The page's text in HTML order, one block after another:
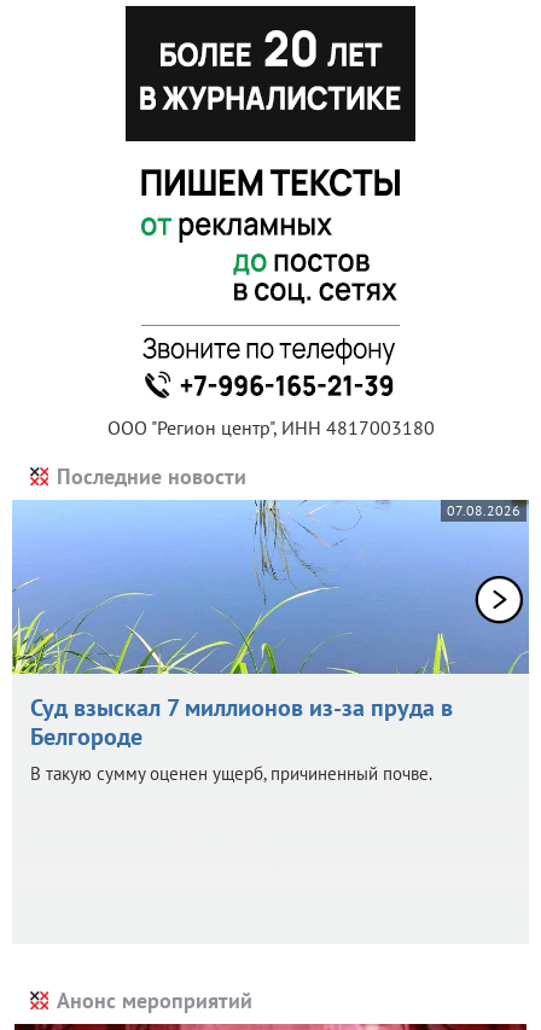
ООО "Регион центр", ИНН 4817003180
Последние новости
07.08.2026
Суд взыскал 7 миллионов из-за пруда в
Белгороде
В такую сумму оценен ущерб, причиненный почве.
Анонс мероприятий